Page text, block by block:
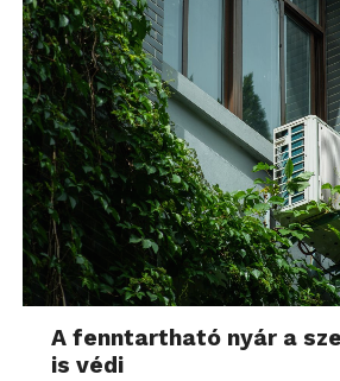
A fenntartható nyár a
is védi